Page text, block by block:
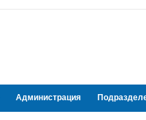
Администрация